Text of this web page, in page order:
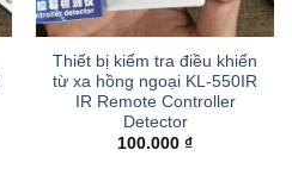
Thiết bị kiểm tra điều khiển
từ xa hồng ngoại KL-550IR
IR Remote Controller
Detector
100.000 ₫